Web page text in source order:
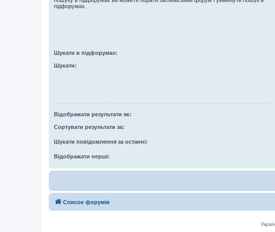
підфорумах.
Шукати в підфорумах:
Шукати:
Відображати результати як:
Сортувати результати за:
Шукати повідомлення за останні:
Відображати перші:
Список форумів